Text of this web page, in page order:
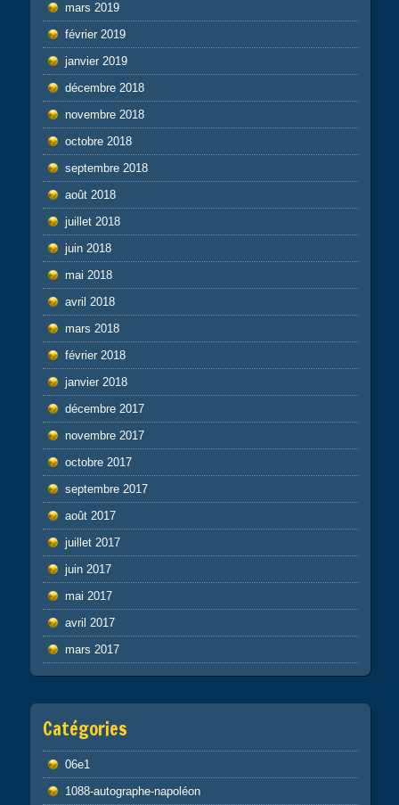
mars 2019
février 2019
janvier 2019
décembre 2018
novembre 2018
octobre 2018
septembre 2018
août 2018
juillet 2018
juin 2018
mai 2018
avril 2018
mars 2018
février 2018
janvier 2018
décembre 2017
novembre 2017
octobre 2017
septembre 2017
août 2017
juillet 2017
juin 2017
mai 2017
avril 2017
mars 2017
Catégories
06e1
1088-autographe-napoléon